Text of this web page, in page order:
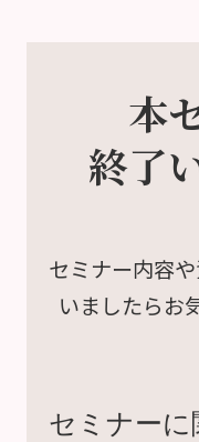
本
終了
セミナー内容
いましたらお
セミナー